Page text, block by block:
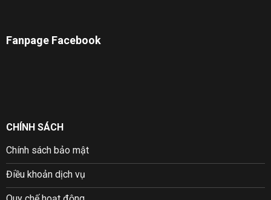
Fanpage Facebook
CHÍNH SÁCH
Chính sách bảo mật
Điều khoản dịch vụ